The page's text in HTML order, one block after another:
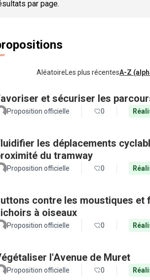
par page.
Aléatoire Les plus récentesA-Z
et sécuriser les
Proposition officielle 0
les déplacements
du tramway
Proposition officielle 0
contre les moustiques
à oiseaux
Proposition officielle 0
l'Avenue de Muret
Proposition officielle 0